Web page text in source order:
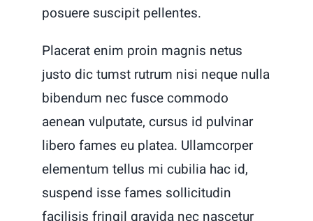
posuere suscipit pellentes.
Placerat enim proin magnis netus
justo dic tumst rutrum nisi neque nulla
bibendum nec fusce commodo
aenean vulputate, cursus id pulvinar
libero fames eu platea. Ullamcorper
elementum tellus mi cubilia hac id,
suspend isse fames sollicitudin
facilisis fringil gravida nec nascetur